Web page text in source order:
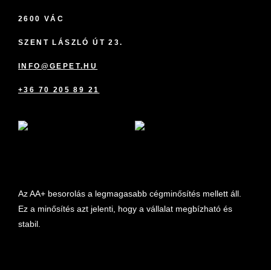
2600 VÁC
SZENT LÁSZLÓ ÚT 23.
INFO@GEPET.HU
+36 70 205 89 21
Az AA+ besorolás a legmagasabb cégminősítés mellett áll.
Ez a minősítés azt jelenti, hogy a vállalat megbízható és
stabil.